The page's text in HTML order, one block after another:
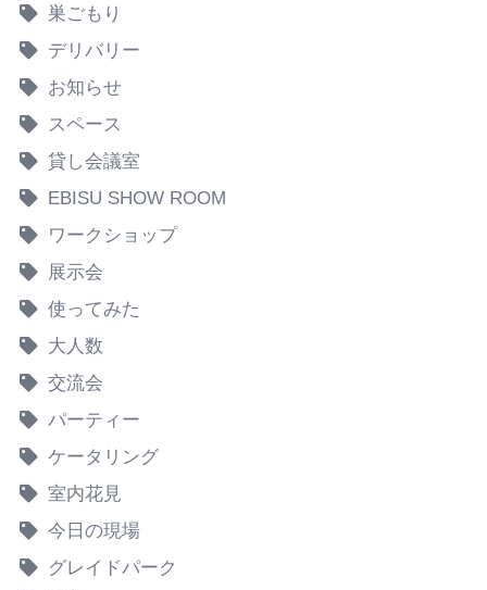
巣ごもり
デリバリー
お知らせ
スペース
貸し会議室
EBISU SHOW ROOM
ワークショップ
展示会
使ってみた
大人数
交流会
パーティー
ケータリング
室内花見
今日の現場
グレイドパーク